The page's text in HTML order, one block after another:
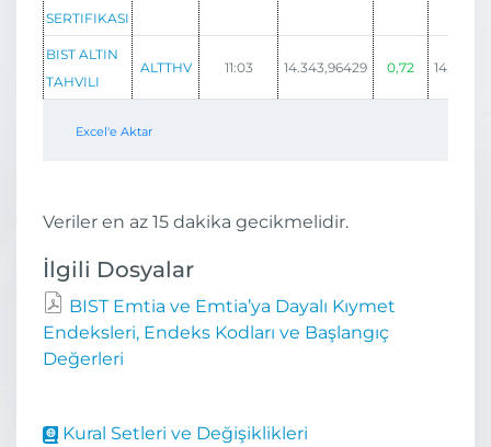
SERTIFIKASI
BIST ALTIN
TAHVILI
ALTTHV 11:03 14.343,96429 0,72
Excel'e Aktar
Veriler en az 15 dakika gecikmelidir.
İlgili Dosyalar
BIST Emtia ve Emtia’ya Dayalı Kıymet
Endeksleri, Endeks Kodları ve Başlangıç
Değerleri
Kural Setleri ve Değişiklikleri